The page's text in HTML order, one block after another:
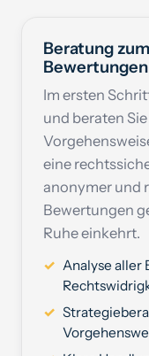
Beratung
Bewertungen
Im ersten
und beraten
eine
anonymer und
Bewertungen
Ruhe einkehrt.
Analyse aller